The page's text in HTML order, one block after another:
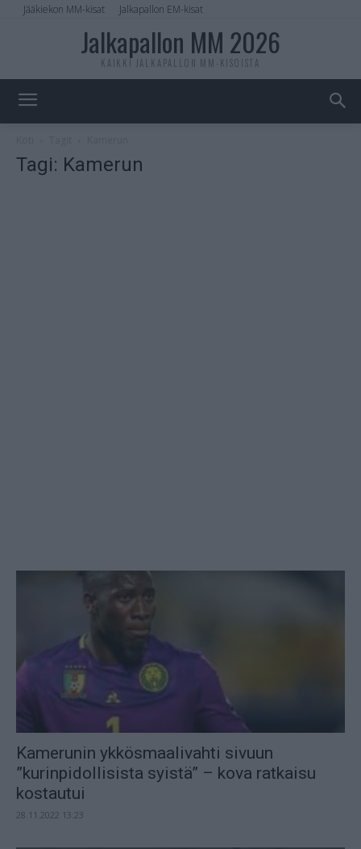
Jääkiekon MM-kisat Jalkapallon EM-kisat
Jalkapallon MM 2026
KAIKKI JALKAPALLON MM-KISOISTA
Tagi: Kamerun
Kamerunin ykkösmaalivahti sivuun
”kurinpidollisista syistä” – kova ratkaisu
kostautui
28.11.2022 13:23